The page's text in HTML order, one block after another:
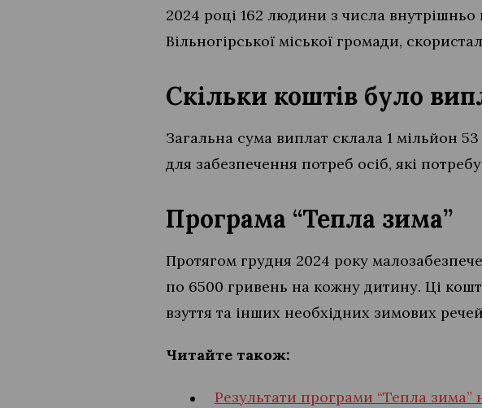
2024 році 162 людини з числа внутрішньо
Вільногірської міської громади,
Скільки коштів було
Загальна сума виплат склала 1 мільйон
для забезпечення потреб осіб, які
Програма “Тепла зима”
Протягом грудня 2024 року
по 6500 гривень на кожну дитину. Ці
взуття та інших необхідних зимових
Читайте також:
Результати програми “Тепла